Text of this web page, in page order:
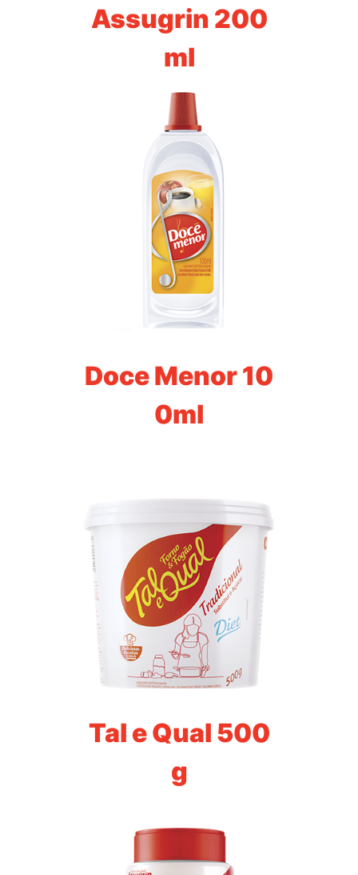
Assugrin 200
ml
Doce Menor 10
0ml
Tal e Qual 500
g